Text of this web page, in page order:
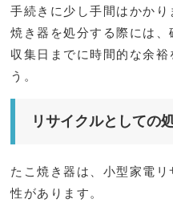
手続きに少し手間はかかり
焼き器を処分する際には、
収集日までに時間的な余
う。
リサイクルとしての
たこ焼き器は、小型家電
性があります。